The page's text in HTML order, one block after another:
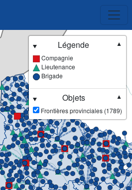
Légende
▼
Compagnie
Lieutenance
Brigade
Objets
▼
Frontières provinciales (1789)